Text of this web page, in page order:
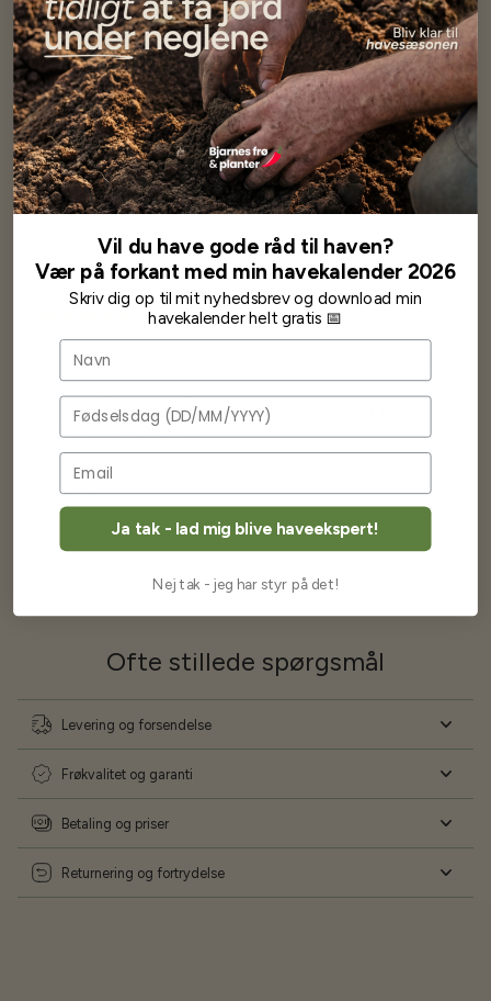
Specifikationer
Se mere af Alle produkter
Vores kundersiger...
Har altid kun mødt god vejledning og hjælp fra Barney (Bjarne)
Har lige i går modtaget de fineste asparges kroner med posten
Som skrevet før når jeg har skrevet med Bjarne har jeg altid mødt
venlighed og god service.
Jeg vil klart anbefale andre at købe her fra
Ofte stillede spørgsmål
Levering og forsendelse
Frøkvalitet og garanti
Betaling og priser
Returnering og fortrydelse
Vil du have gode råd til haven?
Vær på forkant med min havekalender 2026
Skriv dig op til mit nyhedsbrev og download min
havekalender helt gratis 📅
Navn
Fødselsdag
Ja tak - lad mig blive haveekspert!
Nej tak - jeg har styr på det!